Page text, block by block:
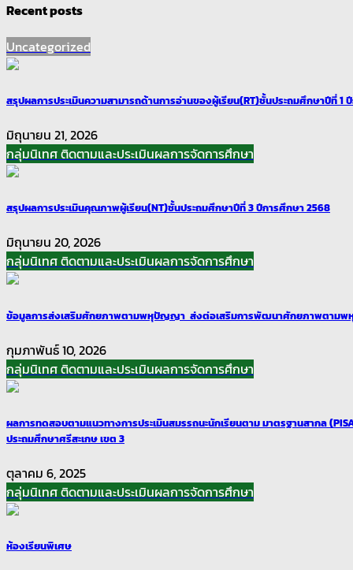
Recent posts
Uncategorized
สรุปผลการประเมินความสามารถด้านการอ่านของผู้เรียน(RT)ชั้นประถมศึกษาปีที่ 1
มิถุนายน 21, 2026
กลุ่มนิเทศ ติดตามและประเมินผลการจัดการศึกษา
สรุปผลการประเมินคุณภาพผู้เรียน(NT)ชั้นประถมศึกษาปีที่ 3 ปีการศึกษา 2568
มิถุนายน 20, 2026
กลุ่มนิเทศ ติดตามและประเมินผลการจัดการศึกษา
ข้อมูลการส่งเสริมศักยภาพตามพหุปัญญา ส่งต่อเสริมการพัฒนาศักยภาพตามพ
กุมภาพันธ์ 10, 2026
กลุ่มนิเทศ ติดตามและประเมินผลการจัดการศึกษา
ผลการทดสอบตามแนวทางการประเมินสมรรถนะนักเรียนตาม มาตรฐานสากล
ประถมศึกษาศรีสะเกษ เขต 3
ตุลาคม 6, 2025
กลุ่มนิเทศ ติดตามและประเมินผลการจัดการศึกษา
ห้องเรียนพิเศษ